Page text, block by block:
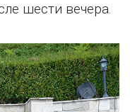
шести вечера.